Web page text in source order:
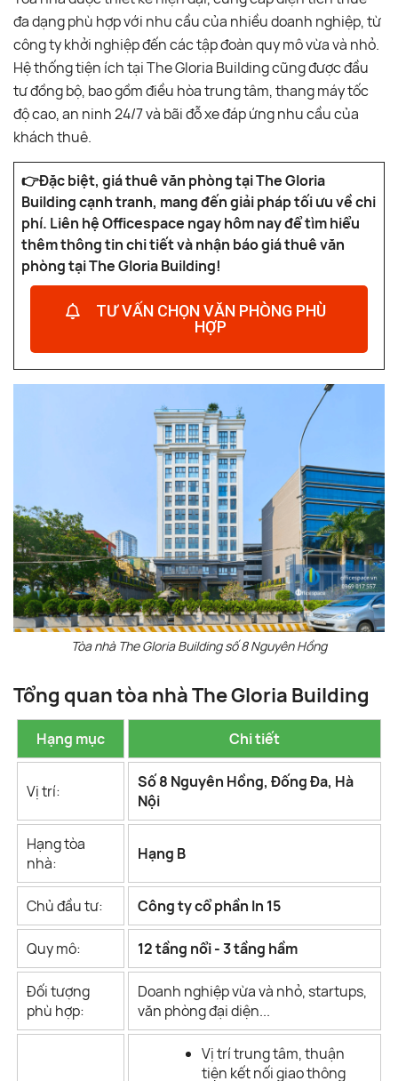
đa dạng phù hợp với nhu cầu của nhiều doanh nghiệp, từ
công ty khởi nghiệp đến các tập đoàn quy mô vừa và nhỏ.
Hệ thống tiện ích tại The Gloria Building cũng được đầu
tư đồng bộ, bao gồm điều hòa trung tâm, thang máy tốc
độ cao, an ninh 24/7 và bãi đỗ xe đáp ứng nhu cầu của
khách thuê.
👉Đặc biệt, giá thuê văn phòng tại The Gloria
Building cạnh tranh, mang đến giải pháp tối ưu về chi
phí. Liên hệ Officespace ngay hôm nay để tìm hiểu
thêm thông tin chi tiết và nhận báo giá thuê văn
phòng tại The Gloria Building!
TƯ VẤN CHỌN VĂN PHÒNG PHÙ
HỢP
Tòa nhà The Gloria Building số 8 Nguyên Hồng
Tổng quan tòa nhà The Gloria Building
Hạng mục Chi tiết
Vị trí:
Số 8 Nguyên Hồng, Đống Đa, Hà
Nội
Hạng tòa
nhà:
Hạng B
Chủ đầu tư: Công ty cổ phần In 15
Quy mô: 12 tầng nổi - 3 tầng hầm
Đối tượng
phù hợp:
Doanh nghiệp vừa và nhỏ, startups,
văn phòng đại diện...
Vị trí trung tâm, thuận
tiện kết nối giao thông